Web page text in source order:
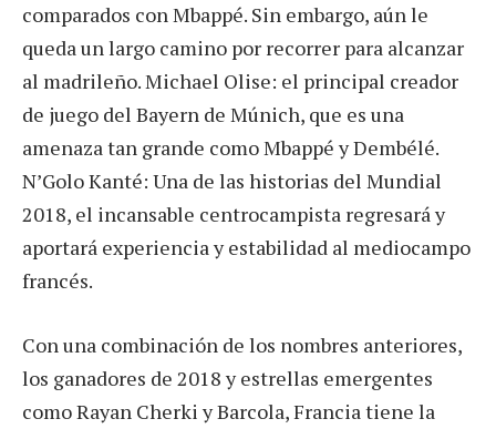
comparados con Mbappé. Sin embargo, aún le
queda un largo camino por recorrer para alcanzar
al madrileño. Michael Olise: el principal creador
de juego del Bayern de Múnich, que es una
amenaza tan grande como Mbappé y Dembélé.
N’Golo Kanté: Una de las historias del Mundial
2018, el incansable centrocampista regresará y
aportará experiencia y estabilidad al mediocampo
francés.
Con una combinación de los nombres anteriores,
los ganadores de 2018 y estrellas emergentes
como Rayan Cherki y Barcola, Francia tiene la